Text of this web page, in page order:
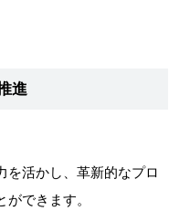
進
を活かし、革新的なプロ
できます。